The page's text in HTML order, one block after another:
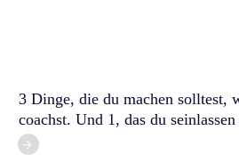
3 Dinge, die du machen solltest,
coachst. Und 1, das du